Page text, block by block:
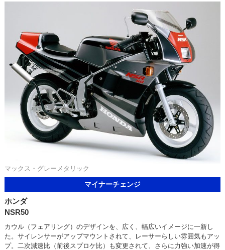
マックス・グレーメタリック
マイナーチェンジ
ホンダ
NSR50
カウル（フェアリング）のデザインを、広く、幅広いイメージに一新し
た。サイレンサーがアップマウントされて、レーサーらしい雰囲気もアッ
プ。二次減速比（前後スプロケ比）も変更されて、さらに力強い加速が得